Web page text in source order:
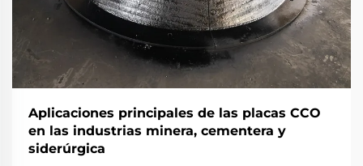
Aplicaciones principales de las placas CCO
en las industrias minera, cementera y
siderúrgica